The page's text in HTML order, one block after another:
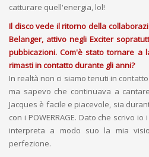
catturare quell'energia, lol!
Il disco vede il ritorno della
Belanger, attivo negli Exciter
pubbicazioni. Com'è stato tornare a
rimasti in contatto durante gli anni?
In realtà non ci siamo tenuti in
ma sapevo che continuava a
Jacques è facile e piacevole, sia
con i POWERRAGE. Dato che scrivo
interpreta a modo suo la mia
perfezione.